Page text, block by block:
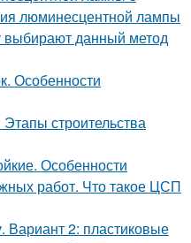
люминесцентной лампы
выбирают данный метод
Особенности
строительства
Особенности
работ. Что такое ЦСП
Вариант 2: пластиковые